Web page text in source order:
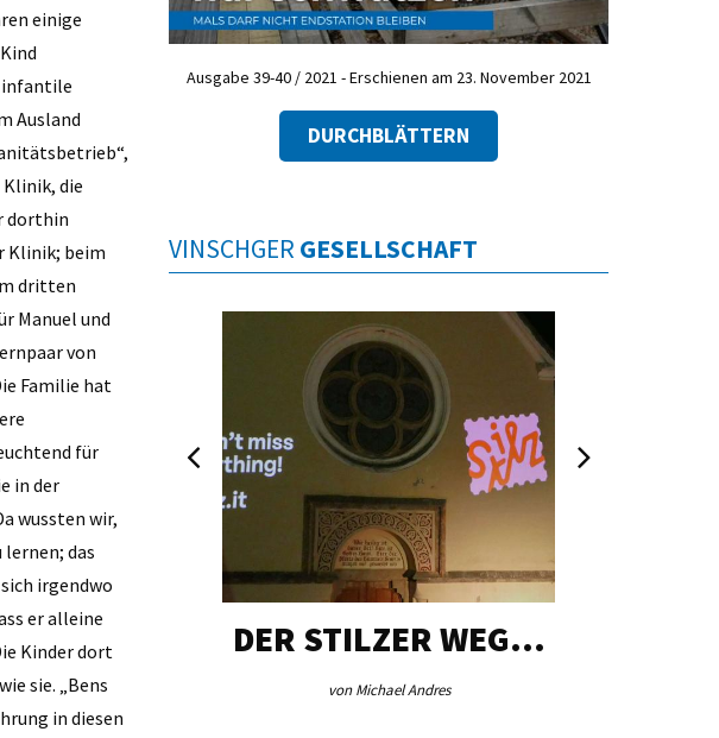
einige
infantile
Ausland
Klinik, die
dorthin
Klinik; beim
dritten
Manuel und
von
Familie hat
für
in der
wussten wir,
lernen; das
irgendwo
er alleine
Kinder dort
sie. „Bens
in diesen
Ausgabe 39-40 / 2021 - Erschienen am 23. November 2021
DURCHBLÄTTERN
VINSCHGER GESELLSCHAFT
DER STILZER WEG…
von Michael Andres